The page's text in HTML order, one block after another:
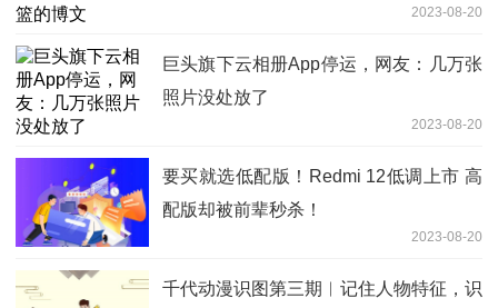
2023-08-20
巨头旗下云相册App停运，网友：几万张
照片没处放了
2023-08-20
要买就选低配版！Redmi 12低调上市 高
配版却被前辈秒杀！
2023-08-20
千代动漫识图第三期︱记住人物特征，识